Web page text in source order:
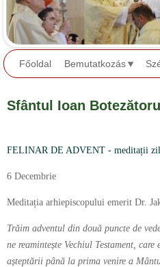
Főoldal Bemutatkozás
Sfântul Ioan
FELINAR DE ADVENT - meditații
6 Decembrie
Meditația arhiepiscopului emerit Dr.
Trăim adventul din două puncte de
ne reamintește Vechiul Testament, care
așteptării până la prima venire a